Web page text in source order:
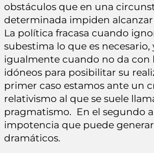
obstáculos que en una
determinada impiden alcanzar
La política fracasa cuando
subestima lo que es necesario,
igualmente cuando no da con
idóneos para posibilitar su
primer caso estamos ante un
relativismo al que se suele
pragmatismo. En el segundo
impotencia que puede
dramáticos.